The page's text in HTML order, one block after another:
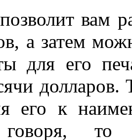
вам
а затем
для его
долларов.
его к
говоря,